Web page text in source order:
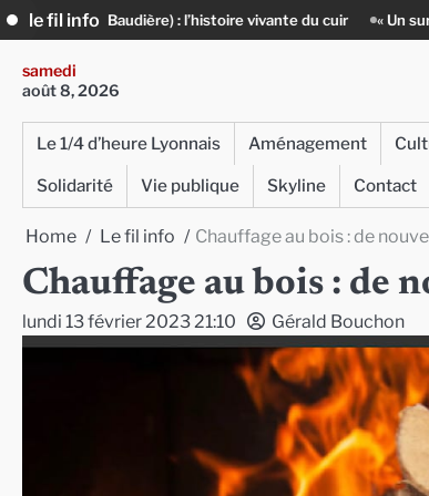
Skip
to
content
le fil info
vivante du cuir « Un sur un million » : Rachid Azizi,
samedi
août 8, 2026
Le 1/4 d’heure Lyonnais Aménagement
Solidarité
Vie publique Skyline Contact
Home Le fil info Chauffage au bois : de
Chauffage au bois : de
lundi 13 février 2023 21:10 Gérald Bouchon